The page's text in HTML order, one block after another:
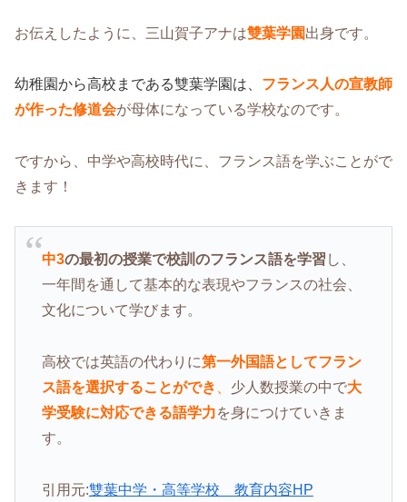
お伝えしたように、三山賀子アナは雙葉学園出身です。
幼稚園から高校まである雙葉学園は、 フランス人の宣教師
が作った修道会が母体になっている学校なのです。
ですから、中学や高校時代に、フランス語を学ぶことがで
きます！
中3の最初の授業で校訓のフランス語を学習 し、
一年間を通して基本的な表現やフランスの社会、
文化について学びます。
高校では英語の代わりに第一外国語としてフラン
ス語を選択することができ
少人数授業の中で大
学受験に対応できる語学力を身につけていきま
す。
引用元:雙葉中学・高等学校 教育内容HP